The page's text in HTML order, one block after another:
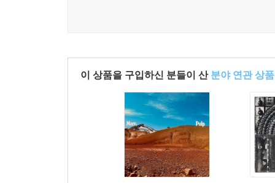
이 상품을 구입하신 분들이 산 분야 연관 상품